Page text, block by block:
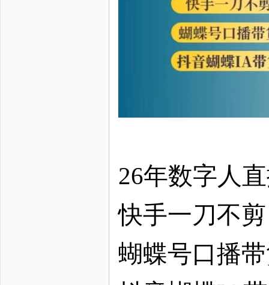
26年数字人
快手一刀不剪
蝴蝶号口播